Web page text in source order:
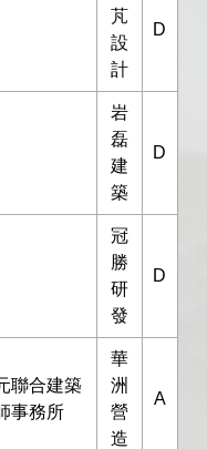
芃
設
計
D
岩
磊
建
築
D
冠
勝
研
發
D
聯合建築
事務所
華
洲
營
造
A